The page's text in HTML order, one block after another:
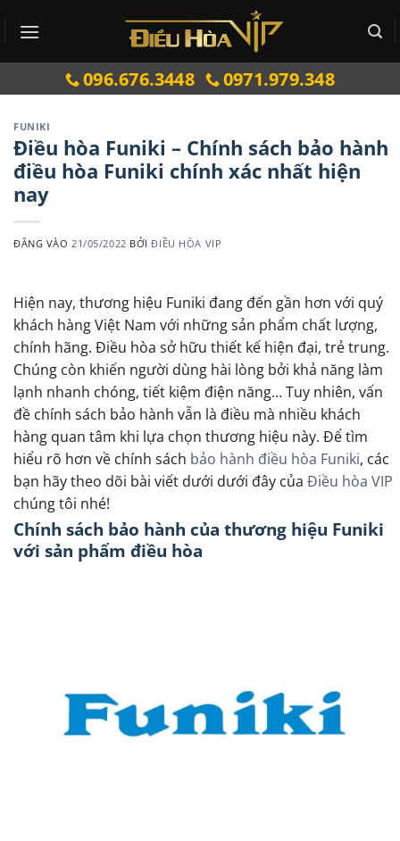
qua
096.676.3448 0971.979.348
FUNIKI
Điều hòa Funiki – Chính sách bảo hành
điều hòa Funiki chính xác nhất hiện
nay
ĐĂNG VÀO 21/05/2022 BỞIĐIỀU HÒA VIP
Hiện nay, thương hiệu Funiki đang đến gần hơn với quý
khách hàng Việt Nam với những sản phẩm chất lượng,
chính hãng. Điều hòa sở hữu thiết kế hiện đại, trẻ trung.
Chúng còn khiến người dùng hài lòng bởi khả năng làm
lạnh nhanh chóng, tiết kiệm điện năng… Tuy nhiên, vấn
đề chính sách bảo hành vẫn là điều mà nhiều khách
hàng quan tâm khi lựa chọn thương hiệu này. Để tìm
hiểu rõ hơn về chính sách bảo hành điều hòa Funiki, các
bạn hãy theo dõi bài viết dưới dưới đây của Điều hòa VIP
chúng tôi nhé!
Chính sách bảo hành của thương hiệu Funiki
với sản phẩm điều hòa